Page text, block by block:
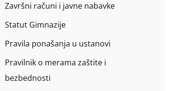
Završni računi i javne nabavke
Statut Gimnazije
Pravila ponašanja u ustanovi
Pravilnik o merama zaštite i
bezbednosti